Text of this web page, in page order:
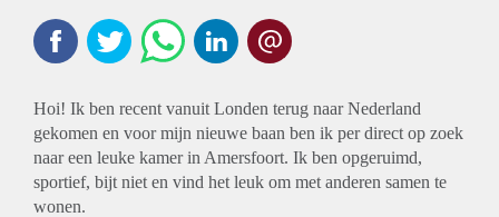
Hoi! Ik ben recent vanuit Londen terug naar Nederland
gekomen en voor mijn nieuwe baan ben ik per direct op zoek
naar een leuke kamer in Amersfoort. Ik ben opgeruimd,
sportief, bijt niet en vind het leuk om met anderen samen te
wonen.